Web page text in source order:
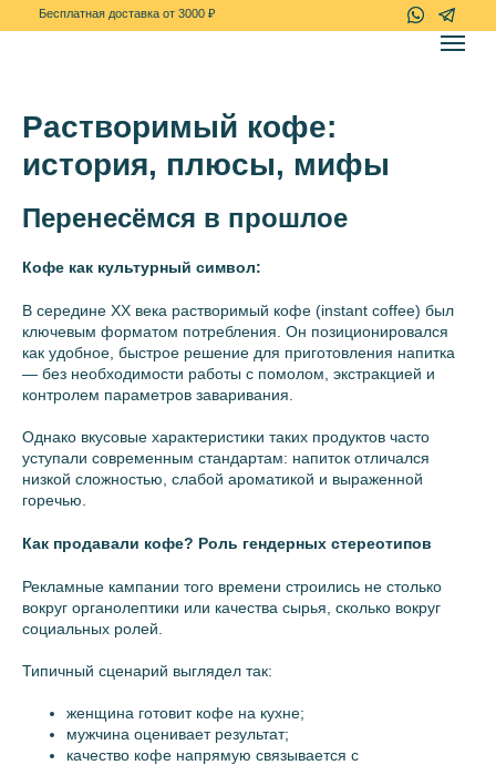
+7(967)-778-
Бесплатная доставка от 3000 ₽
Растворимый кофе:
история, плюсы, мифы
Перенесёмся в прошлое
Кофе как культурный символ:
В середине XX века растворимый кофе (instant coffee) был
ключевым форматом потребления. Он позиционировался
как удобное, быстрое решение для приготовления напитка
— без необходимости работы с помолом, экстракцией и
контролем параметров заваривания.
Однако вкусовые характеристики таких продуктов часто
уступали современным стандартам: напиток отличался
низкой сложностью, слабой ароматикой и выраженной
горечью.
Как продавали кофе? Роль гендерных стереотипов
Рекламные кампании того времени строились не столько
вокруг органолептики или качества сырья, сколько вокруг
социальных ролей.
Типичный сценарий выглядел так:
женщина готовит кофе на кухне;
мужчина оценивает результат;
качество кофе напрямую связывается с